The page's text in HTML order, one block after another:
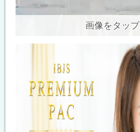
画像をタップ